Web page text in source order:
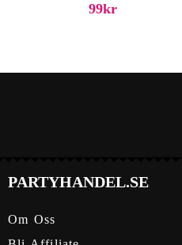
99Kr
PARTYHANDEL.SE
Om Oss